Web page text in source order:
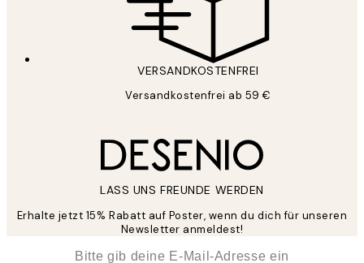
VERSANDKOSTENFREI
Versandkostenfrei ab 59 €
LASS UNS FREUNDE WERDEN
Erhalte jetzt 15% Rabatt auf Poster, wenn du dich für unseren
Newsletter anmeldest!